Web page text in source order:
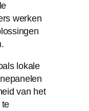
werken
lokale
van het
te